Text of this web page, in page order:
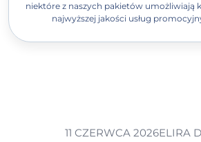
niektóre z naszych pakietów umożliwiają
najwyższej jakości usług
11 CZERWCA 2026ELIRA